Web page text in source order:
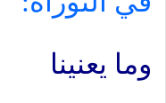
وما يعنينا